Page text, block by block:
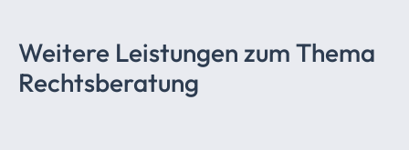
Weitere Leistungen zum Thema
Rechtsberatung